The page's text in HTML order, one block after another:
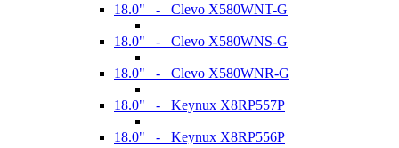
18.0" - Clevo X580WNT-G
18.0" - Clevo X580WNS-G
18.0" - Clevo X580WNR-G
18.0" - Keynux X8RP557P
18.0" - Keynux X8RP556P